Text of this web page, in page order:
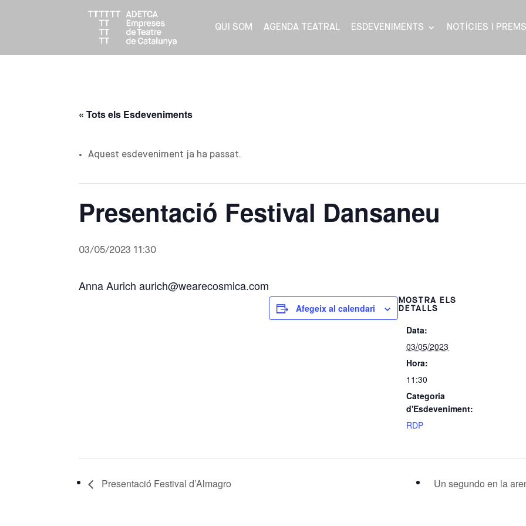
QUI SOM AGENDA TEATRAL ESDEVENIMENTS NOTÍCIES I
« Tots els Esdeveniments
Aquest esdeveniment ja ha passat.
Presentació Festival Dansaneu
03/05/2023 11:30
Anna Aurich aurich@wearecosmica.com
Afegeix al calendari
MOSTRA ELS
DETALLS
Data:
03/05/2023
Hora:
11:30
Categoria
d'Esdeveniment:
RDP
Presentació Festival d’Almagro Un segundo en la